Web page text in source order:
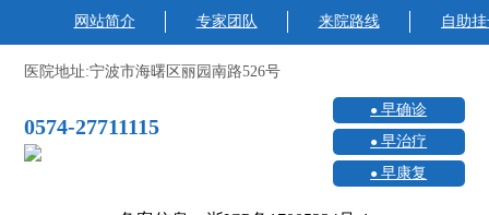
网站简介 专家团队 来院路线 自助
医院地址:宁波市海曙区丽园南路526号
0574-27711115
早确诊
早治疗
早康复